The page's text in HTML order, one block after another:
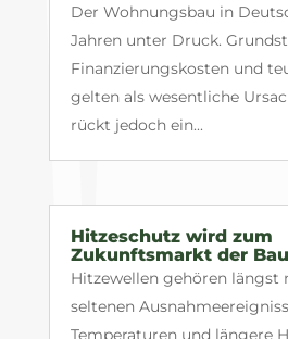
Der Wohnungsbau in
Jahren unter Druck.
Finanzierungskosten und
gelten als wesentliche
rückt jedoch ein...
Hitzeschutz wird zum
Zukunftsmarkt der
Hitzewellen gehören längst
seltenen
Temperaturen und längere